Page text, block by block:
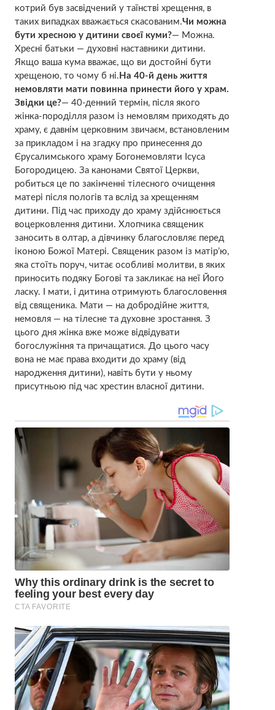
котрий був засвідчений у таїнстві хрещення, в
таких випадках вважається скасованим.Чи можна
бути хресною у дитини своєї куми?— Можна.
Хресні батьки — духовні наставники дитини.
Якщо ваша кума вважає, що ви достойні бути
хрещеною, то чому б ні. На 40-й день життя
немовляти мати повинна принести його у храм.
Звідки це?— 40-денний термін, після якого
жінка-породiлля разом із немовлям приходять до
храму, є давнім церковним звичаєм, встановленим
за прикладом і на згадку про принесення до
Єрусалимського храму Богонемовляти Ісуса
Богородицею. За канонами Святої Церкви,
робиться це по закінченні тілеcного очищення
матері після пoлoгів та вслід за хрещенням
дитини. Під час приходу до храму здійснюється
воцерковлення дитини. Хлопчика священик
заносить в олтар, а дівчинку благословляє перед
іконою Божої Матері. Священик разом із матір’ю,
яка стоїть поруч, читає особливі молитви, в яких
приносить подяку Богові та закликає на неї Його
ласку. І мати, і дитина отримують благословення
від священика. Мати — на добродійне життя,
немовля — на тілeсне та духовне зростання. З
цього дня жінка вже може відвідувати
богослужіння та причащатися. До цього часу
вона не має права входити до храму (від
народження дитини), навіть бути у ньому
присутньою під час хрестин власної дитини.